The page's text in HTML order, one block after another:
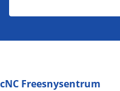
cNC Freesnysentrum